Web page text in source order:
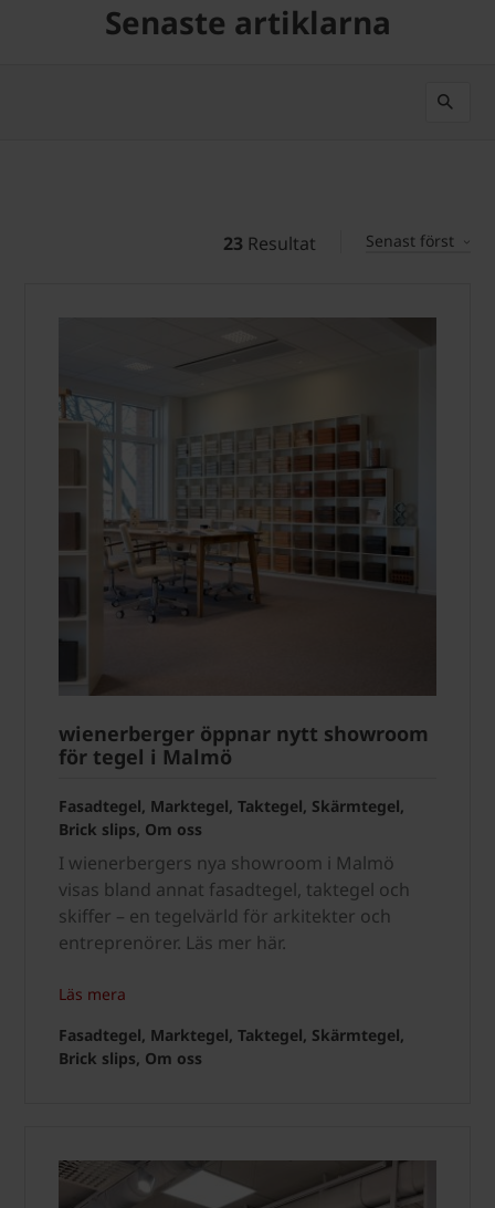
Senaste artiklarna
23 Resultat Senast först
wienerberger öppnar nytt showroom
för tegel i Malmö
Fasadtegel, Marktegel, Taktegel, Skärmtegel,
Brick slips, Om oss
I wienerbergers nya showroom i Malmö
visas bland annat fasadtegel, taktegel och
skiffer – en tegelvärld för arkitekter och
entreprenörer. Läs mer här.
Läs mera
Fasadtegel, Marktegel, Taktegel, Skärmtegel,
Brick slips, Om oss